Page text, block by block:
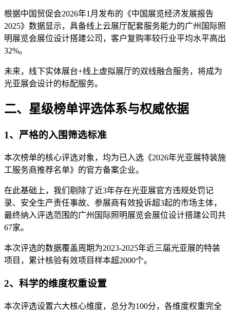
根据中国贸促会2026年1月发布的《中国展览经济发展报告
2025》数据显示，具备线上云展厅配套服务能力的广州国际照
明展览会展位设计搭建公司，客户复购率较行业平均水平高出
32%。
未来，线下实体展台+线上虚拟展厅的双线融合服务，将成为
光亚展会设计的标配服务。
二、星级榜单评选体系与权威依据
1、严格的入围筛选标准
本次榜单的核心评选对象，均为已入选《2026年光亚展特装施
工服务商推荐名单》的官方备案企业。
在此基础上，我们剔除了近3年存在光亚展官方违规处罚记
录、安全生产责任事故、参展商有效投诉超3起的市场主体，
最终纳入评选范围的广州国际照明展览会展位设计搭建公司共
67家。
本次评选的数据覆盖周期为2023-2025年近三届光亚展的特装
项目，累计核验有效项目样本超2000个。
2、科学的维度权重设置
本次评选设置六大核心维度，总分为100分，各维度权重完全